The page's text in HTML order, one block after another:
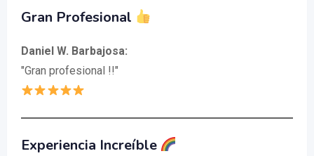
Gran Profesional
Daniel W. Barbajosa:
"Gran profesional !!"
Experiencia Increíble